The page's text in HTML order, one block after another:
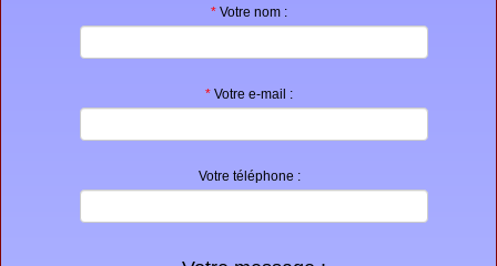
Recherche
* Votre nom :
* Votre e-mail :
Votre téléphone :